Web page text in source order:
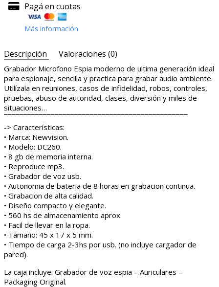
Pagá en cuotas
Más información
Descripción Valoraciones (0)
Grabador Microfono Espia moderno de ultima generación ideal
para espionaje, sencilla y practica para grabar audio ambiente.
Utilízala en reuniones, casos de infidelidad, robos, controles,
pruebas, abuso de autoridad, clases, diversión y miles de
situaciones…
¯¯¯¯¯¯¯¯¯¯¯¯¯¯¯¯¯¯¯¯¯¯¯¯¯¯¯¯¯¯¯¯¯¯¯¯¯¯¯¯¯¯¯¯¯¯¯
-> Características:
• Marca: Newvision.
• Modelo: DC260.
• 8 gb de memoria interna.
• Reproduce mp3.
• Grabador de voz usb.
• Autonomia de bateria de 8 horas en grabacion continua.
• Grabacion de alta calidad.
• Diseño compacto y elegante.
• 560 hs de almacenamiento aprox.
• Facil de llevar en la ropa.
• Tamaño: 45 x 17 x 5 mm.
• Tiempo de carga 2-3hs por usb. (no incluye cargador de
pared).
La caja incluye: Grabador de voz espia – Auriculares –
Packaging Original.